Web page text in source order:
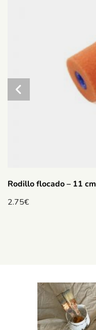
Rodillo flocado – 11 cm
2.75€